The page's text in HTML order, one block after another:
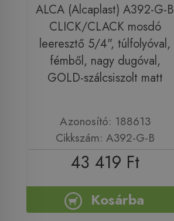
ALCA (Alcaplast) A392-G-B
CLICK/CLACK mosdó
leeresztő 5/4", túlfolyóval,
fémből, nagy dugóval,
GOLD-szálcsiszolt matt
Azonosító: 188613
Cikkszám: A392-G-B
43 419 Ft
Kosárba